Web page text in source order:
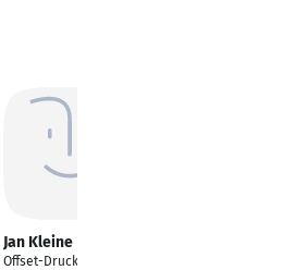
Jan Kleine
Offset-Drucker